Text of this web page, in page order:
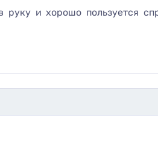
руку и хорошо пользуется